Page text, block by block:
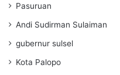
Pasuruan
Andi Sudirman Sulaiman
gubernur sulsel
Kota Palopo